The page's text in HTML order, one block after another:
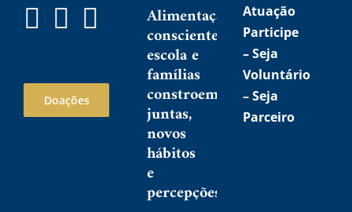
Doações
Alimentação
consciente:
escola e
famílias
constroem,
juntas,
novos
hábitos
e
percepções
Atuação
Participe
–Seja
Voluntário
–Seja
Parceiro